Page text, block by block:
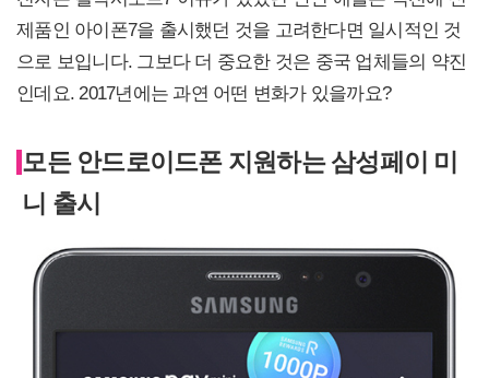
제품인 아이폰7을 출시했던 것을 고려한다면 일시적인 것
으로 보입니다. 그보다 더 중요한 것은 중국 업체들의 약진
인데요. 2017년에는 과연 어떤 변화가 있을까요?
모든 안드로이드폰 지원하는 삼성페이 미
니 출시